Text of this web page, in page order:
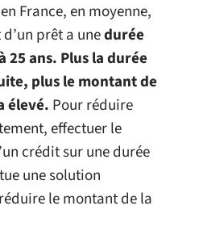
France, en moyenne,
prêt a unedurée
25 ans. Plus la durée
plus le montant de
élevé. Pour réduire
effectuer le
crédit sur une durée
une solution
le montant de la